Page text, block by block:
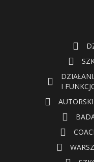
I